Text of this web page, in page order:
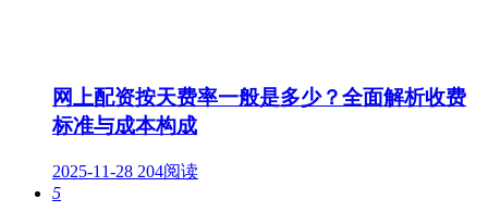
网上配资按天费率一般是多少？全面解析收费
标准与成本构成
2025-11-28 204阅读
5